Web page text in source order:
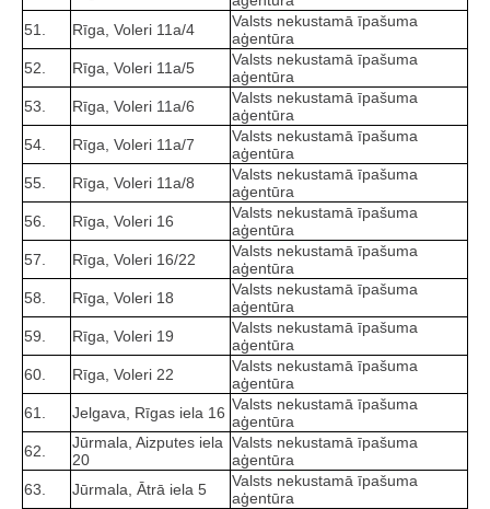
51.
Rīga, Voleri 11a/4
Valsts nekustamā īpašuma
aģentūra
52.
Rīga, Voleri 11a/5
Valsts nekustamā īpašuma
aģentūra
53.
Rīga, Voleri 11a/6
Valsts nekustamā īpašuma
aģentūra
54.
Rīga, Voleri 11a/7
Valsts nekustamā īpašuma
aģentūra
55.
Rīga, Voleri 11a/8
Valsts nekustamā īpašuma
aģentūra
56.
Rīga, Voleri 16
Valsts nekustamā īpašuma
aģentūra
57.
Rīga, Voleri 16/22
Valsts nekustamā īpašuma
aģentūra
58.
Rīga, Voleri 18
Valsts nekustamā īpašuma
aģentūra
59.
Rīga, Voleri 19
Valsts nekustamā īpašuma
aģentūra
60.
Rīga, Voleri 22
Valsts nekustamā īpašuma
aģentūra
61.
Jelgava, Rīgas iela 16 Valsts nekustamā īpašuma
aģentūra
62.
Jūrmala, Aizputes iela
20
Valsts nekustamā īpašuma
aģentūra
63.
Jūrmala, Ātrā iela 5
Valsts nekustamā īpašuma
aģentūra